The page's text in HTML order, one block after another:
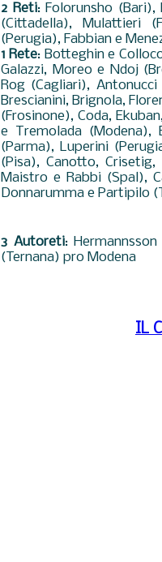
2 Reti: Folorunsho (Bari),
(Cittadella), Mulattieri
(Perugia), Fabbian e
1 Rete: Botteghin e
Galazzi, Moreo e Ndoj
Rog (Cagliari),
Brescianini, Brignola,
(Frosinone), Coda,
e Tremolada (Modena),
(Parma), Luperini
(Pisa), Canotto,
Maistro e Rabbi (Spal),
Donnarumma e Partipilo
3 Autoreti:
(Ternana) pro Modena
IL